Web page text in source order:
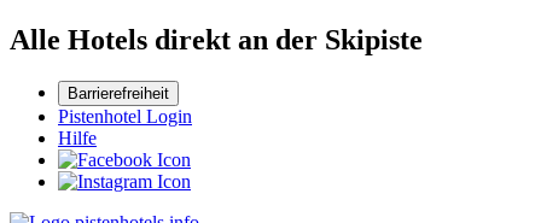
Alle Hotels direkt an der Skipiste
Barrierefreiheit
Pistenhotel Login
Hilfe